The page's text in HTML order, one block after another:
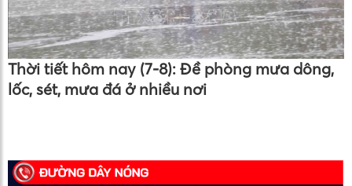
Thời tiết hôm nay (7-8): Đề phòng mưa dông,
lốc, sét, mưa đá ở nhiều nơi